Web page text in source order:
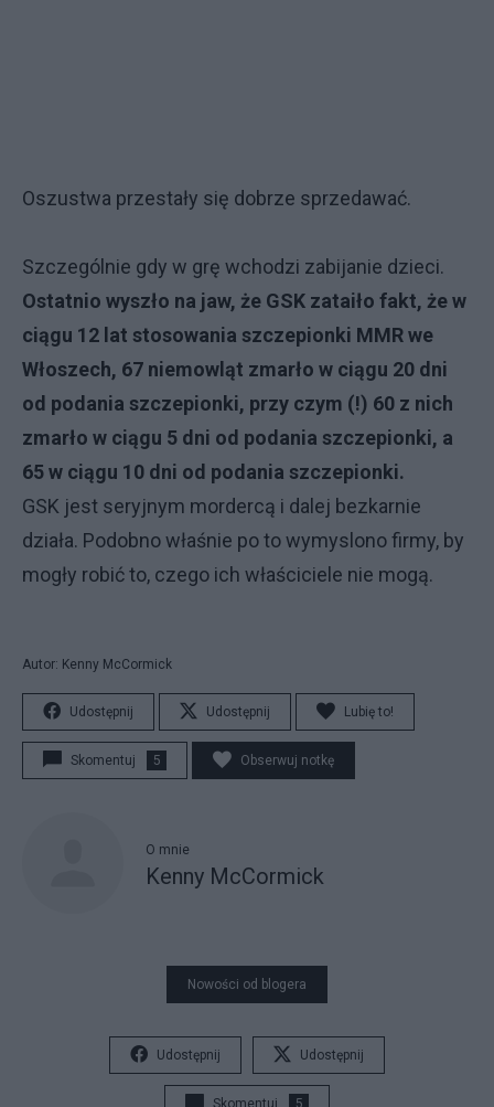
Oszustwa przestały się dobrze sprzedawać.
Szczególnie gdy w grę wchodzi zabijanie dzieci.
Ostatnio wyszło na jaw, że GSK zataiło fakt, że w
ciągu 12 lat stosowania szczepionki MMR we
Włoszech, 67 niemowląt zmarło w ciągu 20 dni
od podania szczepionki, przy czym (!) 60 z nich
zmarło w ciągu 5 dni od podania szczepionki, a
65 w ciągu 10 dni od podania szczepionki.
GSK jest seryjnym mordercą i dalej bezkarnie
działa. Podobno właśnie po to wymyslono firmy, by
mogły robić to, czego ich właściciele nie mogą.
Autor: Kenny McCormick
Udostępnij Udostępnij Lubię to!
Skomentuj 5 Obserwuj notkę
O mnie
Kenny McCormick
Nowości od blogera
Udostępnij Udostępnij
Skomentuj 5